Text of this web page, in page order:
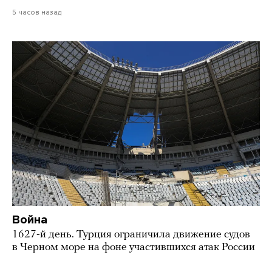
5 часов назад
Война
1627-й день. Турция ограничила движение судов
в Черном море на фоне участившихся атак России